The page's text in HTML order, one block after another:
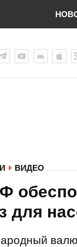
ВИДЕО
для